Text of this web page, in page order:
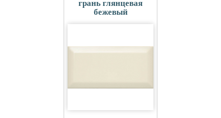
грань глянцевая
бежевый